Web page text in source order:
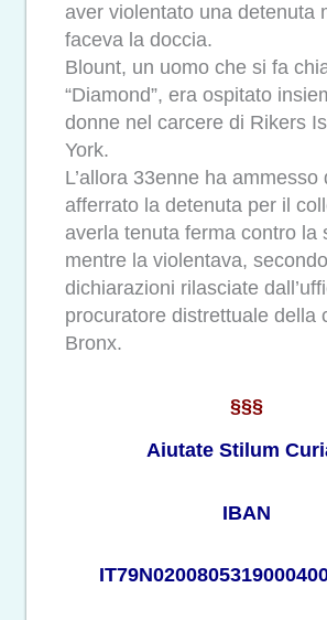
aver violentato una detenuta
faceva la doccia.
Blount, un uomo che si fa
“Diamond”, era ospitato
donne nel carcere di Rikers
York.
L’allora 33enne ha ammesso
afferrato la detenuta per il
averla tenuta ferma contro la
mentre la violentava,
dichiarazioni rilasciate
procuratore distrettuale della
Bronx.
§§§
Aiutate Stilum
IBAN